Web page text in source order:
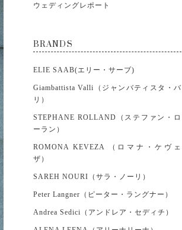
ウェディングレポート
BRANDS
ELIE SAAB(エリー・サーブ)
Giambattista Valli（ジャンバティスタ・バ
リ）
STEPHANE ROLLAND（ステファン・ロ
ーラン）
ROMONA KEVEZA （ロマナ・ケヴェ
ザ）
SAREH NOURI（サラ・ノーリ）
Peter Langner（ピーター・ラングナー）
Andrea Sedici（アンドレア・セディチ）